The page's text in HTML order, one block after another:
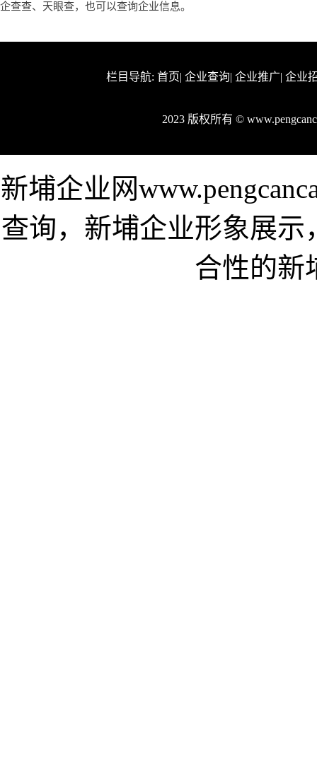
企查查、天眼查，也可以查询企业信息。
栏目导航: 首页| 企业查询| 企业推广| 企业
2023 版权所有 ©
新埔企业网
查询，新埔企业形象展
合性的新